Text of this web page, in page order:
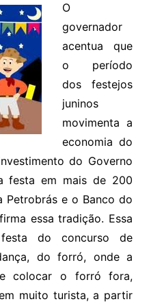
O
governador
acentua que
o período
dos festejos
juninos
movimenta a
economia do
do Governo
festa em mais de 200
Petrobrás e o Banco do
essa tradição. Essa
do concurso de
do forró, onde a
colocar o forró fora,
muito turista, a partir